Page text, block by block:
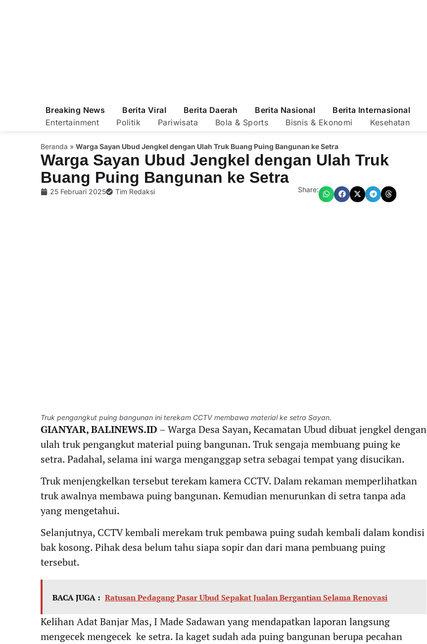
Breaking News Berita Viral Berita Daerah Berita Nasional Berita Internasional
Entertainment
Politik Pariwisata Bola & Sports Bisnis & Ekonomi Kesehatan
Beranda » Warga Sayan Ubud Jengkel dengan Ulah Truk Buang Puing Bangunan ke Setra
Warga Sayan Ubud Jengkel dengan Ulah Truk
Buang Puing Bangunan ke Setra
25 Februari 2025 Tim Redaksi Share:
Truk pengangkut puing bangunan ini terekam CCTV membawa material ke setra Sayan.
GIANYAR, BALINEWS.ID – Warga Desa Sayan, Kecamatan Ubud dibuat jengkel dengan
ulah truk pengangkut material puing bangunan. Truk sengaja membuang puing ke
setra. Padahal, selama ini warga menganggap setra sebagai tempat yang disucikan.
Truk menjengkelkan tersebut terekam kamera CCTV. Dalam rekaman memperlihatkan
truk awalnya membawa puing bangunan. Kemudian menurunkan di setra tanpa ada
yang mengetahui.
Selanjutnya, CCTV kembali merekam truk pembawa puing sudah kembali dalam kondisi
bak kosong. Pihak desa belum tahu siapa sopir dan dari mana pembuang puing
tersebut.
BACA JUGA : Ratusan Pedagang Pasar Ubud Sepakat Jualan Bergantian Selama Renovasi
Kelihan Adat Banjar Mas, I Made Sadawan yang mendapatkan laporan langsung
mengecek mengecek ke setra. Ia kaget sudah ada puing bangunan berupa pecahan